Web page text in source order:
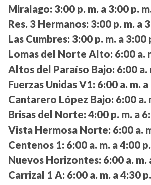
Miralago: 3:00 p. m. a 3:00 p.
Res. 3 Hermanos: 3:00 p. m. a
Las Cumbres: 3:00 p. m. a 3:00
Lomas del Norte Alto: 6:00 a.
Altos del Paraíso Bajo: 6:00 a.
Fuerzas Unidas V1: 6:00 a. m.
Cantarero López Bajo: 6:00 a.
Brisas del Norte: 4:00 p. m. a
Vista Hermosa Norte: 6:00 a.
Centenos 1: 6:00 a. m. a 4:00
Nuevos Horizontes: 6:00 a. m.
Carrizal 1 A: 6:00 a. m. a 4:30